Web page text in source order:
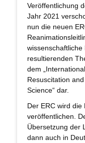
Veröffentlichung
Jahr 2021
nun die neuen
resultierenden
dem
Resuscitation
Science“ dar.
Der ERC wird die
veröffentlichen.
Übersetzung der
dann auch in